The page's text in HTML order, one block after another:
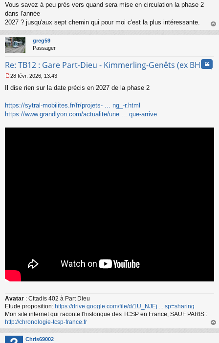
e
s
s
g
e
n
n
u
Vous savez à peu près vers quand sera mise en circulation la phase 2
dans l'année
2027 ? jusqu'aux sept chemin qui pour moi c'est la plus intéressante.
au
greg59
Passager
Re: TB12 : Gare Part-Dieu - Kimmerling-Genêts (ex BHNS)
e
s
a
g
28 févr. 2026, 13:43
Il dise rien sur la date précis en 2027 de la phase 2
https://sytral-mobilites.fr/fr/projets- ... ng_-r.html
https://www.grandlyon.com/actualite/une ... que-arrive
Avatar : Citadis 402 à Part Dieu
Etude proposition: https://drive.google.com/file/d/1U_NJEj ... sp=sharing
Mon site internet qui raconte l'historique des TCSP en France, SAUF PARIS :
http://chronologie-tcsp-france.fr
au
Chris69002